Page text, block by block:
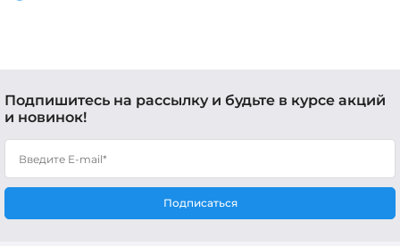
Подпишитесь на рассылку и будьте в курсе акций
и новинок!
Подписаться